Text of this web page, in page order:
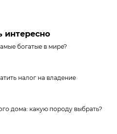
интересно
богатые в мире?
налог на владение
дома: какую породу выбрать?